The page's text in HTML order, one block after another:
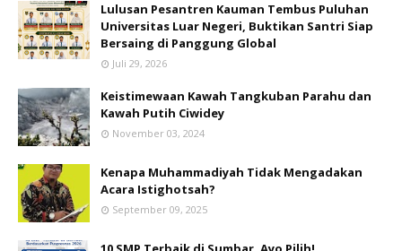
Lulusan Pesantren Kauman Tembus Puluhan
Universitas Luar Negeri, Buktikan Santri Siap
Bersaing di Panggung Global
Juli 29, 2026
Keistimewaan Kawah Tangkuban Parahu dan
Kawah Putih Ciwidey
November 03, 2024
Kenapa Muhammadiyah Tidak Mengadakan
Acara Istighotsah?
September 09, 2025